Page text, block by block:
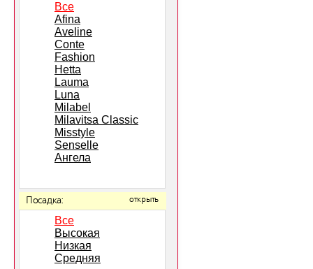
Все
Afina
Aveline
Conte
Fashion
Hetta
Lauma
Luna
Milabel
Milavitsa Classic
Misstyle
Senselle
Ангела
Посадка: открыть
Все
Высокая
Низкая
Средняя